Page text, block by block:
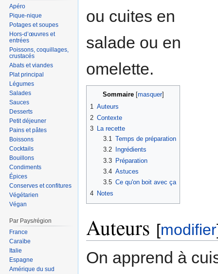
ou cuites en
salade ou en
omelette.
Sommaire
1 Auteurs
2 Contexte
3 La recette
3.1 Temps de préparation
3.2
Ingrédients
3.3
Préparation
3.4 Astuces
3.5 Ce qu'on boit avec ça
4 Notes
Auteurs [modifier
On apprend à
Apéro
Pique-nique
Potages et soupes
Hors-d’œuvres et
entrées
Poissons, coquillages,
crustacés
Abats et viandes
Plat principal
Légumes
Salades
Sauces
Desserts
Petit déjeuner
Pains et pâtes
Boissons
Cocktails
Bouillons
Condiments
Épices
Conserves et confitures
Végétarien
Végan
Par Pays/région
France
Caraïbe
Italie
Espagne
Amérique du sud